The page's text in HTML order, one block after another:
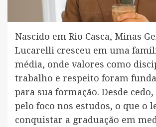
Nascido em Rio Casca, Minas
Lucarelli cresceu em uma
média, onde valores como
trabalho e respeito foram
para sua formação. Desde
pelo foco nos estudos, o que o
conquistar a graduação em